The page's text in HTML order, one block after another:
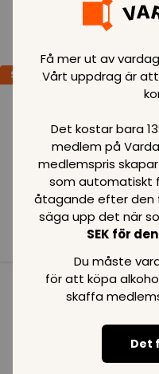
Få mer ut av
Vårt uppdrag är
Det kostar bara
medlem på
medlemspris
som automatiskt
åtagande efter den
säga upp det när
SEK för
Du måste
för att köpa
skaffa
Det
SPARA 99 SEK
Loading...
Normalpris
SEK
Se